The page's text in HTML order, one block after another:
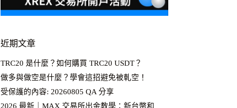
近期文章
TRC20 是什麼？如何購買 TRC20 USDT？
做多與做空是什麼？學會這招避免被軋空！
受保護的內容: 20260805 QA 分享
2026 最新｜MAX 交易所出金教學：新台幣和